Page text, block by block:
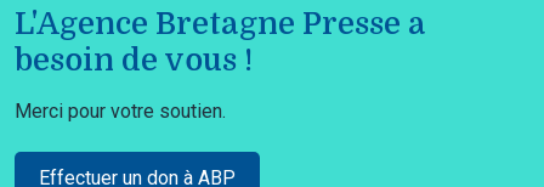
L'Agence Bretagne Presse a
besoin de vous !
Merci pour votre soutien.
Effectuer un don à ABP